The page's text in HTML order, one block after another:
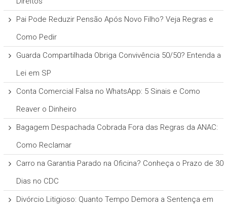
Pai Pode Reduzir Pensão Após Novo Filho? Veja Regras e
Como Pedir
Guarda Compartilhada Obriga Convivência 50/50? Entenda a
Lei em SP
Conta Comercial Falsa no WhatsApp: 5 Sinais e Como
Reaver o Dinheiro
Bagagem Despachada Cobrada Fora das Regras da ANAC:
Como Reclamar
Carro na Garantia Parado na Oficina? Conheça o Prazo de 30
Dias no CDC
Divórcio Litigioso: Quanto Tempo Demora a Sentença em